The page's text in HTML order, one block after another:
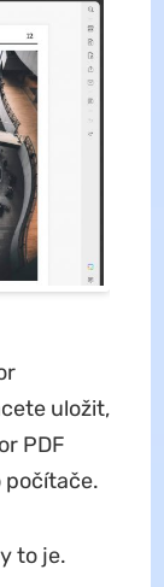
uložit,
PDF
počítače.
to je.